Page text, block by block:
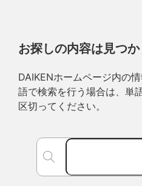
お探しの内容は見つ
DAIKENホームページ内の
語で検索を行う場合は、単
区切ってください。